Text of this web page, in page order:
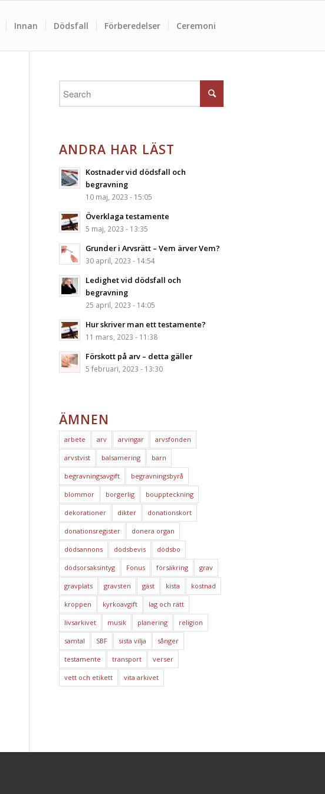
Innan Dödsfall Förberedelser Ceremoni
ANDRA HAR LÄST
Kostnader vid dödsfall och
begravning
10 maj, 2023 - 15:05
Överklaga testamente
5 maj, 2023 - 13:35
Grunder i Arvsrätt – Vem ärver Vem?
30 april, 2023 - 14:54
Ledighet vid dödsfall och
begravning
25 april, 2023 - 14:05
Hur skriver man ett testamente?
11 mars, 2023 - 11:38
Förskott på arv – detta gäller
5 februari, 2023 - 13:30
ÄMNEN
arbete arv arvingar arvsfonden
arvstvist balsamering barn
begravningsavgift begravningsbyrå
blommor borgerlig bouppteckning
dekorationer dikter donationskort
donationsregister donera organ
dödsannons dödsbevis dödsbo
dödsorsaksintyg Fonus försäkring grav
gravplats gravsten gäst kista kostnad
kroppen kyrkoavgift lag och rätt
livsarkivet musik planering religion
samtal SBF sista vilja sånger
testamente transport verser
vett och etikett vita arkivet